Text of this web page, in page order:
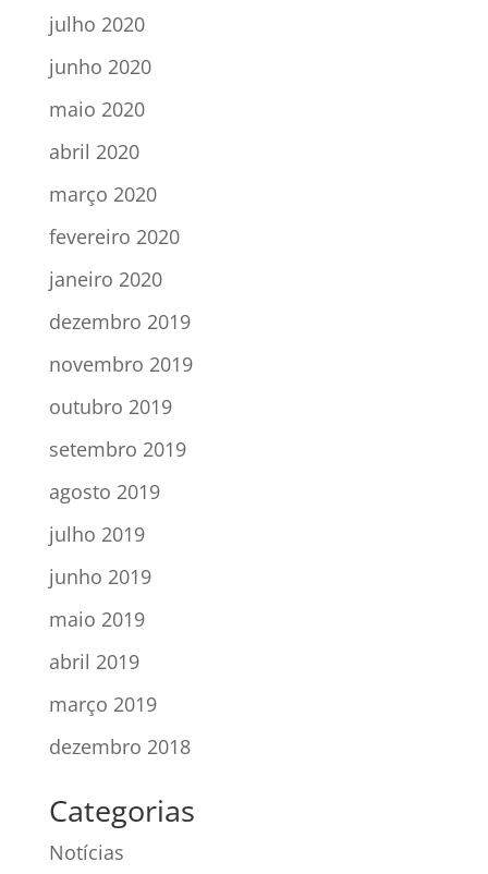
julho 2020
junho 2020
maio 2020
abril 2020
março 2020
fevereiro 2020
janeiro 2020
dezembro 2019
novembro 2019
outubro 2019
setembro 2019
agosto 2019
julho 2019
junho 2019
maio 2019
abril 2019
março 2019
dezembro 2018
Categorias
Notícias